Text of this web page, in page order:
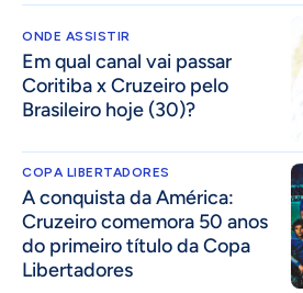
ONDE ASSISTIR
Em qual canal vai passar
Coritiba x Cruzeiro pelo
Brasileiro hoje (30)?
COPA LIBERTADORES
A conquista da América:
Cruzeiro comemora 50 anos
do primeiro título da Copa
Libertadores